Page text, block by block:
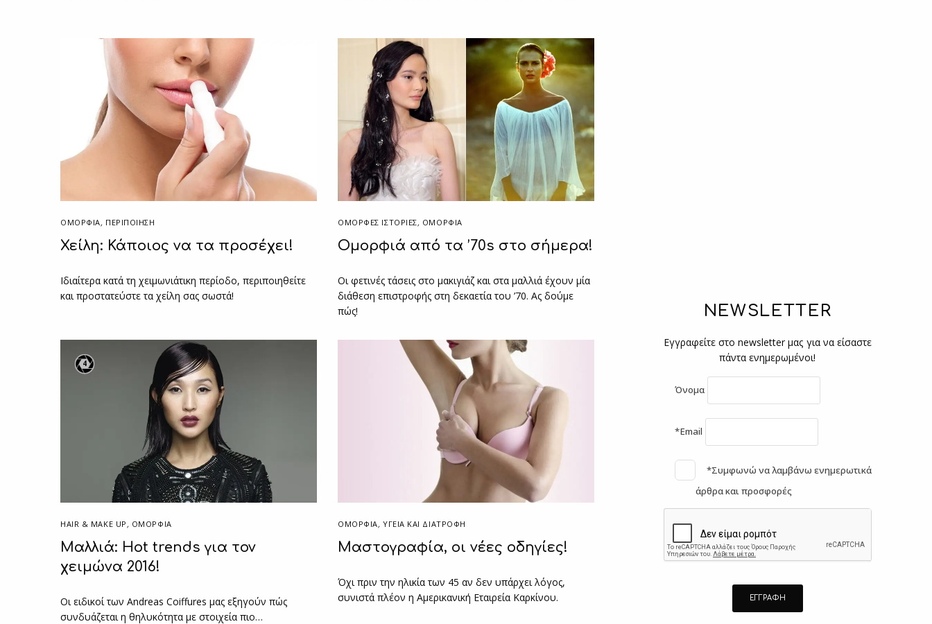
ΟΜΟΡΦΙΑ, ΠΕΡΙΠΟΊΗΣΗ
Χείλη: Κάποιος να τα προσέχει!
Ιδιαίτερα κατά τη χειμωνιάτικη περίοδο, περιποιηθείτε
και προστατεύστε τα χείλη σας σωστά!
ΌΜΟΡΦΕΣ ΙΣΤΟΡΊΕΣ, ΟΜΟΡΦΙΑ
Ομορφιά από τα ’70s στο σήμερα!
Οι φετινές τάσεις στο μακιγιάζ και στα μαλλιά έχουν μία
διάθεση επιστροφής στη δεκαετία του ’70. Ας δούμε
πώς!
4
HAIR & MAKE UP , ΟΜΟΡΦΙΑ
Μαλλιά: Ηοt trends για τον
χειμώνα 2016!
Οι ειδικοί των Andreas Coiffures μας εξηγούν πώς
συνδυάζεται η θηλυκότητα με στοιχεία πιο…
ΟΜΟΡΦΙΑ, ΥΓΕΊΑ ΚΑΙ ΔΙΑΤΡΟΦΉ
Μαστογραφία, οι νέες οδηγίες!
Όχι πριν την ηλικία των 45 αν δεν υπάρχει λόγος,
συνιστά πλέον η Αμερικανική Εταιρεία Καρκίνου.
NEWSLETTER
Εγγραφείτε στο newsletter μας για να είσαστε
πάντα ενημερωμένοι!
Όνομα
*Email
*Συμφωνώ να λαμβάνω ενημερωτικά
άρθρα και προσφορές